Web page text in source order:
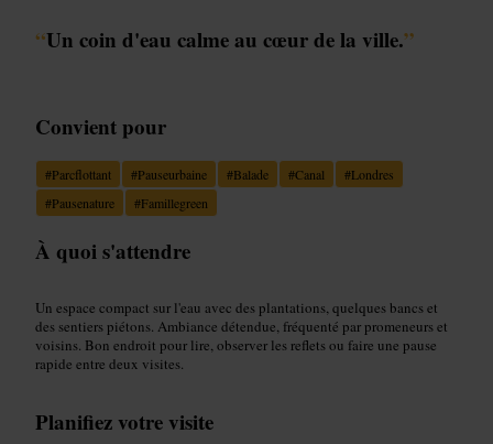
“Un coin d'eau calme au cœur de la ville.”
Convient pour
#Parcflottant #Pauseurbaine #Balade #Canal #Londres
#Pausenature #Famillegreen
À quoi s'attendre
Un espace compact sur l'eau avec des plantations, quelques bancs et
des sentiers piétons. Ambiance détendue, fréquenté par promeneurs et
voisins. Bon endroit pour lire, observer les reflets ou faire une pause
rapide entre deux visites.
Planifiez votre visite